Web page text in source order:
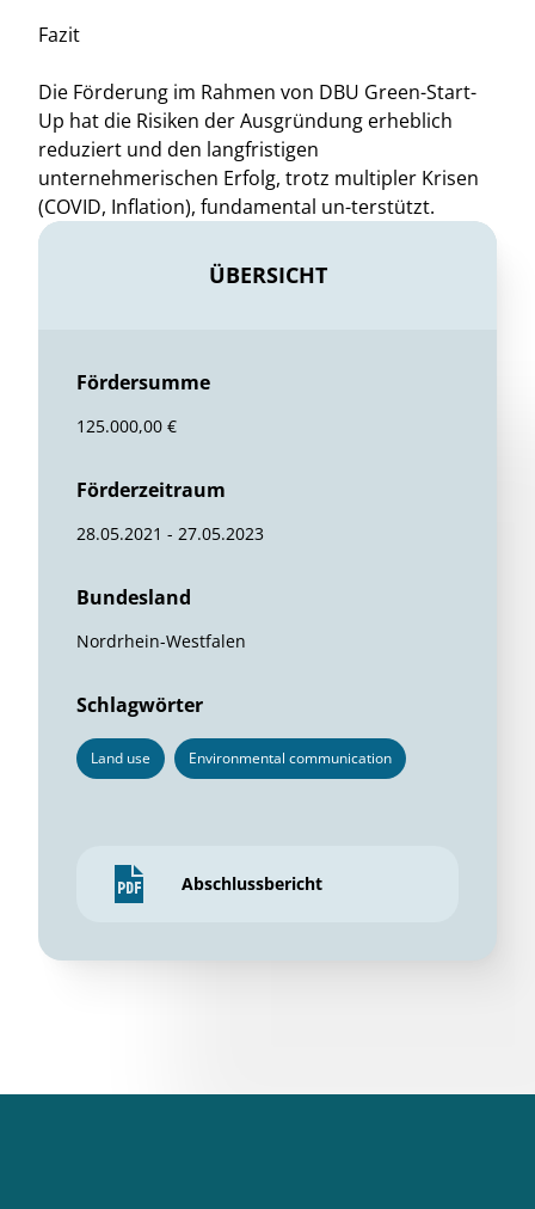
Fazit
Die Förderung im Rahmen von DBU Green-Start-
Up hat die Risiken der Ausgründung erheblich
reduziert und den langfristigen
unternehmerischen Erfolg, trotz multipler Krisen
(COVID, Inflation), fundamental un-terstützt.
ÜBERSICHT
Fördersumme
125.000,00 €
Förderzeitraum
28.05.2021 - 27.05.2023
Bundesland
Nordrhein-Westfalen
Schlagwörter
Land use Environmental communication
Abschlussbericht